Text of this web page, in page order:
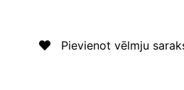
Pievienot vēlmju